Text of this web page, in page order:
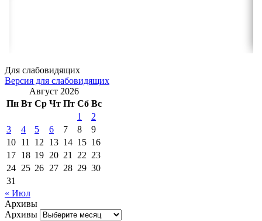
Для слабовидящих
Версия для слабовидящих
Август 2026
Пн Вт Ср Чт Пт Сб Вс
1
2
3
4 5 6 7 8
9
10 11 12 13 14 15 16
17 18 19 20 21 22 23
24 25 26 27 28 29 30
31
« Июл
Архивы
Архивы